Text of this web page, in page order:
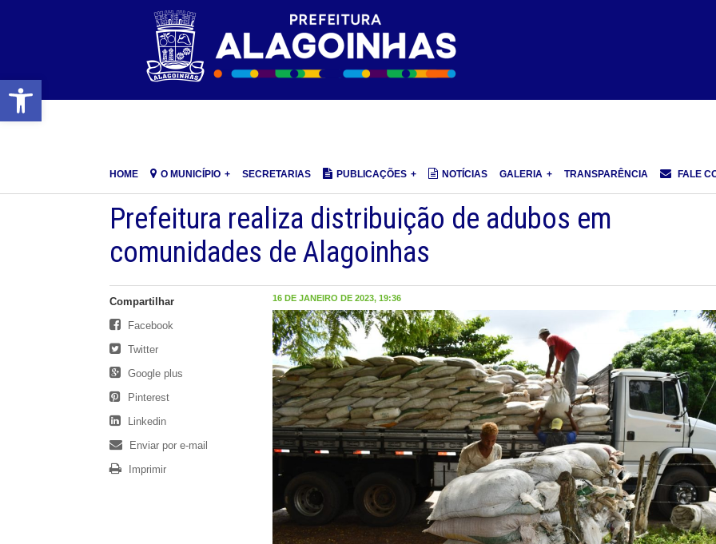
Barra de Ferramentas Aberta
HOME O MUNICÍPIO SECRETARIAS PUBLICAÇÕES NOTÍCIAS GALERIA TRANSPARÊNCIA FALE
Prefeitura realiza distribuição de adubos em
comunidades de Alagoinhas
16 DE JANEIRO DE 2023, 19:36
Compartilhar
Facebook
Twitter
Google plus
Pinterest
Linkedin
Enviar por e-mail
Imprimir